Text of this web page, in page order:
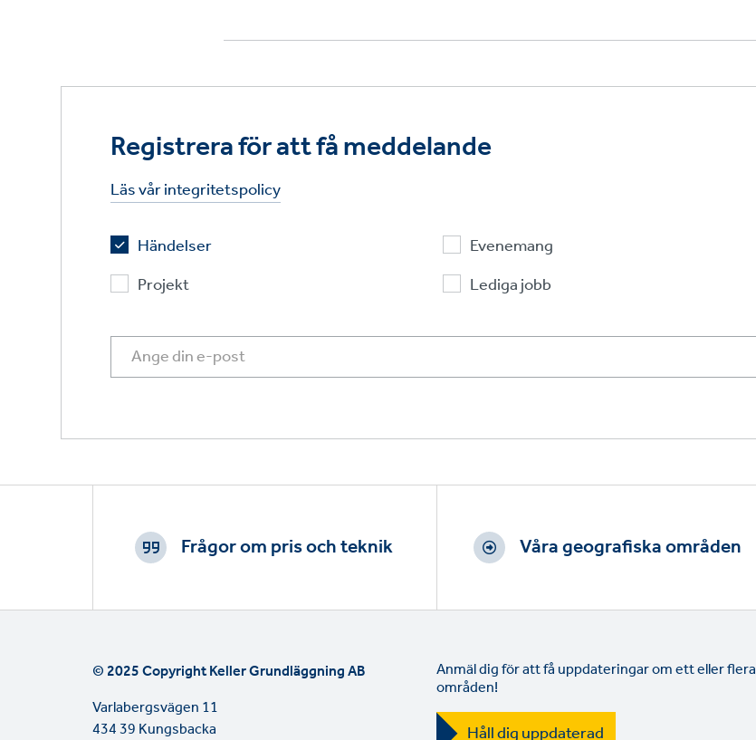
Registrera för att få meddelande
Läs vår integritetspolicy
Händelser
Evenemang
Projekt
Lediga jobb
Footer
Frågor om pris och teknik Våra geografiska områden
© 2025 Copyright Keller Grundläggning AB
Varlabergsvägen 11
434 39 Kungsbacka
Anmäl dig för att få uppdateringar om ett eller flera
områden!
Håll dig uppdaterad